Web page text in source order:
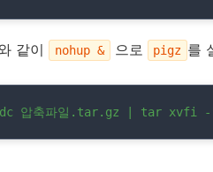
같이 nohup & 으로 pigz 를
압축파일.tar.gz | tar xvfi -